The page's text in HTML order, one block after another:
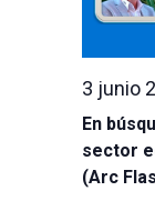
En
sector
(Arc
3 junio